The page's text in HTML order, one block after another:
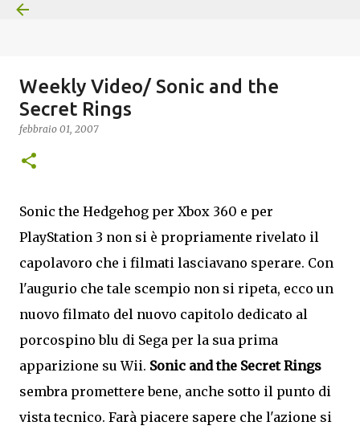
Weekly Video/ Sonic and the
Secret Rings
febbraio 01, 2007
Sonic the Hedgehog per Xbox 360 e per
PlayStation 3 non si è propriamente rivelato il
capolavoro che i filmati lasciavano sperare. Con
l'augurio che tale scempio non si ripeta, ecco un
nuovo filmato del nuovo capitolo dedicato al
porcospino blu di Sega per la sua prima
apparizione su Wii. Sonic and the Secret Rings
sembra promettere bene, anche sotto il punto di
vista tecnico. Farà piacere sapere che l'azione si